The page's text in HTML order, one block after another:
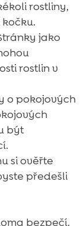
rostliny,
jako
rostlin v
o pokojových
být
si ověřte
předešli
bezpečí.